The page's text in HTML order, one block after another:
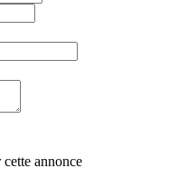
cette annonce